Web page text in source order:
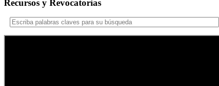
Recursos y Revocatorias